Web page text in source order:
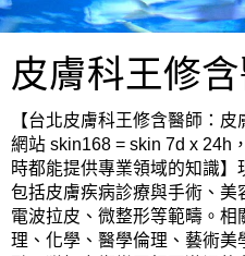
皮膚科王修
【台北皮膚科王修含醫師：
網站 skin168 = skin 7d x 24h
時都能提供專業領域的知識】
包括皮膚疾病診療與手術、美
電波拉皮、微整形等範疇。
理、化學、醫學倫理、藝術美